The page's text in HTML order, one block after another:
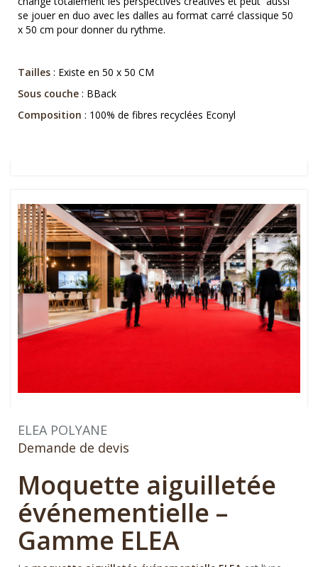
se jouer en duo avec les dalles au format carré classique 50
x 50 cm pour donner du rythme.
Tailles : Existe en 50 x 50 CM
Sous couche : BBack
Composition : 100% de fibres recyclées Econyl
ELEA POLYANE
Demande de devis
Moquette aiguilletée
événementielle –
Gamme ELEA